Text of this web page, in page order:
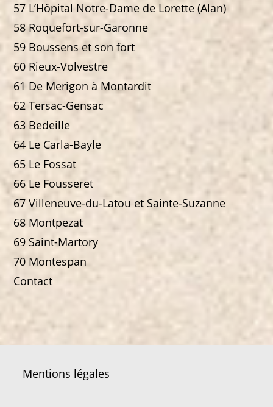
57 L’Hôpital Notre-Dame de Lorette (Alan)
58 Roquefort-sur-Garonne
59 Boussens et son fort
60 Rieux-Volvestre
61 De Merigon à Montardit
62 Tersac-Gensac
63 Bedeille
64 Le Carla-Bayle
65 Le Fossat
66 Le Fousseret
67 Villeneuve-du-Latou et Sainte-Suzanne
68 Montpezat
69 Saint-Martory
70 Montespan
Contact
Mentions légales